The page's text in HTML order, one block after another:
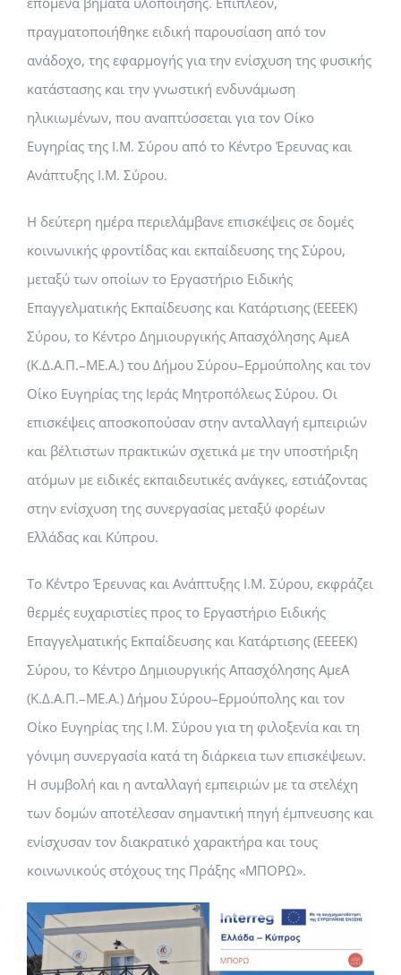
πραγματοποιήθηκε ειδική παρουσίαση από τον
ανάδοχο, της εφαρμογής για την ενίσχυση της φυσικής
κατάστασης και την γνωστική ενδυνάμωση
ηλικιωμένων, που αναπτύσσεται για τον Οίκο
Ευγηρίας της Ι.Μ. Σύρου από το Κέντρο Έρευνας και
Ανάπτυξης Ι.Μ. Σύρου.
Η δεύτερη ημέρα περιελάμβανε επισκέψεις σε δομές
κοινωνικής φροντίδας και εκπαίδευσης της Σύρου,
μεταξύ των οποίων το Εργαστήριο Ειδικής
Επαγγελματικής Εκπαίδευσης και Κατάρτισης (ΕΕΕΕΚ)
Σύρου, το Κέντρο Δημιουργικής Απασχόλησης ΑμεΑ
(Κ.Δ.Α.Π.–ΜΕ.Α.) του Δήμου Σύρου–Ερμούπολης και τον
Οίκο Ευγηρίας της Ιεράς Μητροπόλεως Σύρου. Οι
επισκέψεις αποσκοπούσαν στην ανταλλαγή εμπειριών
και βέλτιστων πρακτικών σχετικά με την υποστήριξη
ατόμων με ειδικές εκπαιδευτικές ανάγκες, εστιάζοντας
στην ενίσχυση της συνεργασίας μεταξύ φορέων
Ελλάδας και Κύπρου.
Το Κέντρο Έρευνας και Ανάπτυξης Ι.Μ. Σύρου, εκφράζει
θερμές ευχαριστίες προς το Εργαστήριο Ειδικής
Επαγγελματικής Εκπαίδευσης και Κατάρτισης (ΕΕΕΕΚ)
Σύρου, το Κέντρο Δημιουργικής Απασχόλησης ΑμεΑ
(Κ.Δ.Α.Π.–ΜΕ.Α.) Δήμου Σύρου–Ερμούπολης και τον
Οίκο Ευγηρίας της Ι.Μ. Σύρου για τη φιλοξενία και τη
γόνιμη συνεργασία κατά τη διάρκεια των επισκέψεων.
Η συμβολή και η ανταλλαγή εμπειριών με τα στελέχη
των δομών αποτέλεσαν σημαντική πηγή έμπνευσης και
ενίσχυσαν τον διακρατικό χαρακτήρα και τους
κοινωνικούς στόχους της Πράξης «ΜΠΟΡΩ».